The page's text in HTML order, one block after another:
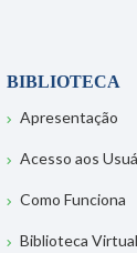
BIBLIOTECA
Apresentação
Acesso aos
Como Funciona
Biblioteca Virtual